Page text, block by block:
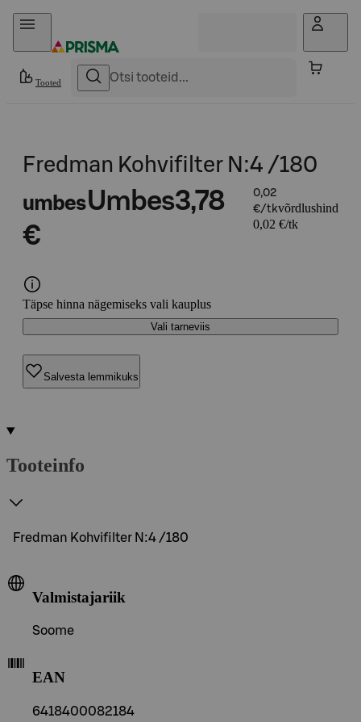
Otse sisu juurde
Tooted
Fredman Kohvifilter N:4 /180
umbesUmbes3,78
€
0,02
€/tkvõrdlushind
0,02 €/tk
Täpse hinna nägemiseks vali kauplus
Vali tarneviis
Salvesta lemmikuks
Tooteinfo
Fredman Kohvifilter N:4 /180
Valmistajariik
Soome
EAN
6418400082184